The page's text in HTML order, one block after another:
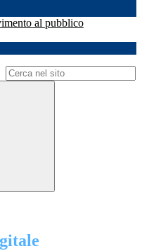
al pubblico